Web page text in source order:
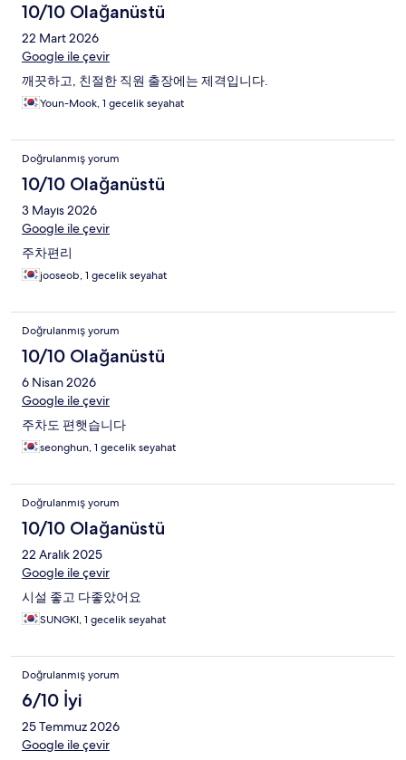
10/10 Olağanüstü
22 Mart 2026
Google ile çevir
깨끗하고, 친절한 직원 출장에는 제격입니다.
Youn-Mook, 1 gecelik seyahat
Doğrulanmış yorum
10/10 Olağanüstü
3 Mayıs 2026
Google ile çevir
주차편리
jooseob, 1 gecelik seyahat
Doğrulanmış yorum
10/10 Olağanüstü
6 Nisan 2026
Google ile çevir
주차도 편햇습니다
seonghun, 1 gecelik seyahat
Doğrulanmış yorum
10/10 Olağanüstü
22 Aralık 2025
Google ile çevir
시설 좋고 다좋았어요
SUNGKI, 1 gecelik seyahat
Doğrulanmış yorum
6/10 İyi
25 Temmuz 2026
Google ile çevir